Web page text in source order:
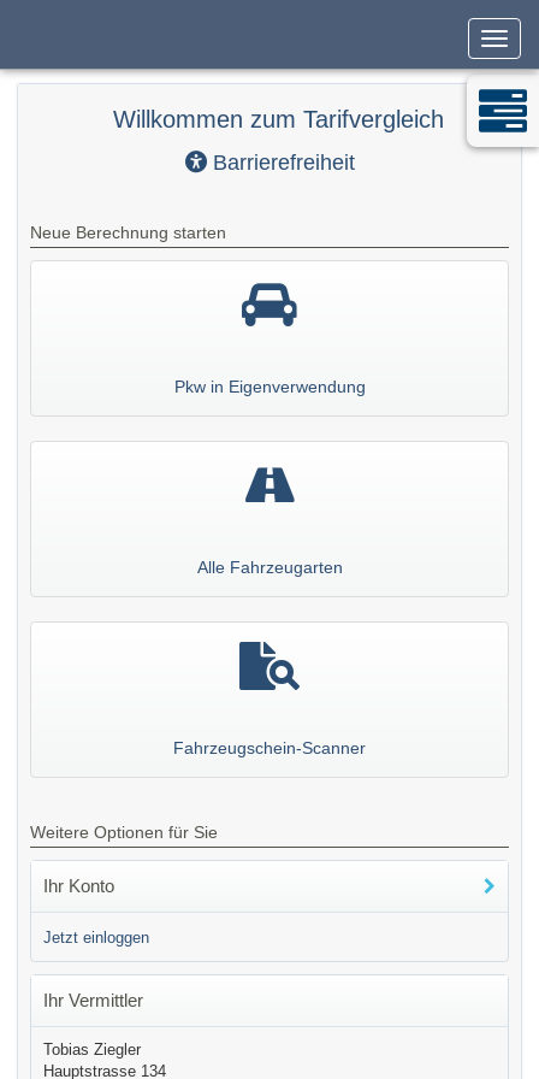
Willkommen zum Tarifvergleich
Barrierefreiheit
Neue Berechnung starten
Pkw in Eigenverwendung
Alle Fahrzeugarten
Fahrzeugschein-Scanner
Weitere Optionen für Sie
Ihr Konto
Jetzt einloggen
Ihr Vermittler
Tobias Ziegler
Hauptstrasse 134